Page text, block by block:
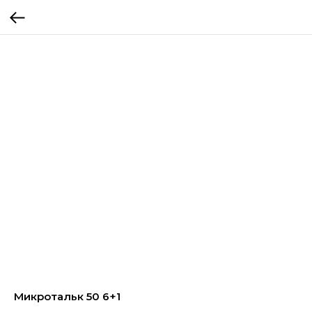
Микротальк 50 6+1